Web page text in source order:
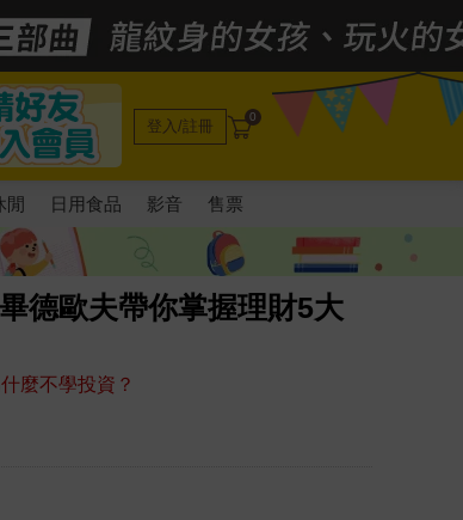
登入/註冊 0
閒 日用食品 影音 售票
德歐夫帶你掌握理財5大
麼不學投資？